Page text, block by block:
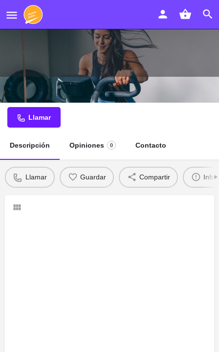
Clínica DEA Roquetas de Mar
Llamar
Descripción Opiniones 0 Contacto
Llamar Guardar Compartir